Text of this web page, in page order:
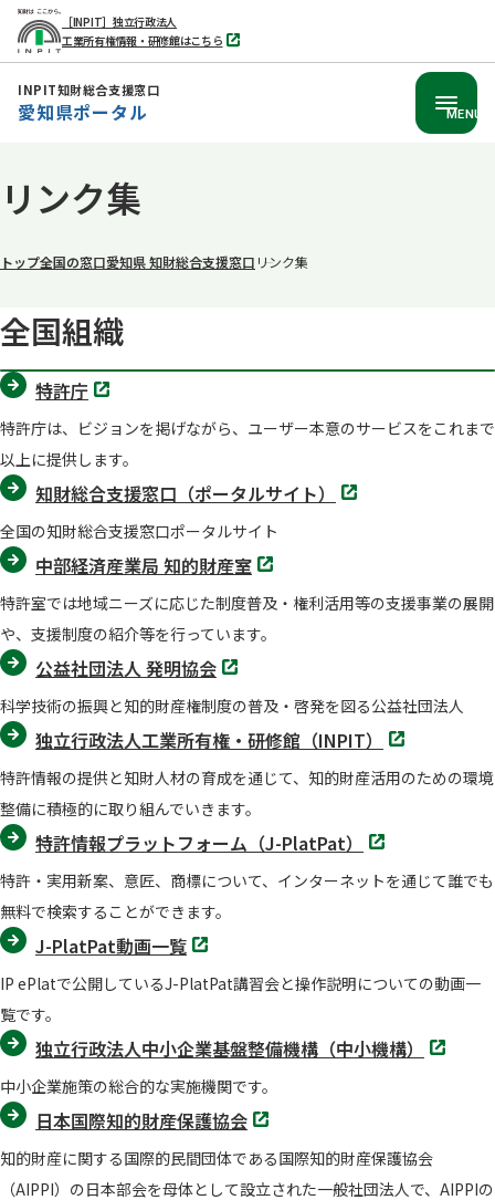
文
へ
［INPIT］独立行政法人
工業所有権情報・研修館はこちら
別
タ
INPIT知財総合支援窓口
愛知県ポータル MENU
リンク集
トップ全国の窓口愛知県 知財総合支援窓口 リンク集
全国組織
特許庁 別
タ
で
く
特許庁は、ビジョンを掲げながら、ユーザー本意のサービスをこれまで
以上に提供します。
知財総合支援窓口（ポータルサイト）
別
タ
全国の知財総合支援窓口ポータルサイト
中部経済産業局 知的財産室 別
タ
で
開
く
特許室では地域ニーズに応じた制度普及・権利活用等の支援事業の展開
や、支援制度の紹介等を行っています。
公益社団法人 発明協会 別
タ
で
く
科学技術の振興と知的財産権制度の普及・啓発を図る公益社団法人
独立行政法人工業所有権・研修館（INPIT）
別
タ
で
特許情報の提供と知財人材の育成を通じて、知的財産活用のための環境
整備に積極的に取り組んでいきます。
特許情報プラットフォーム（J-PlatPat）
別
タ
で
特許・実用新案、意匠、商標について、インターネットを通じて誰でも
無料で検索することができます。
J-PlatPat動画一覧 別
タ
で
IP ePlatで公開しているJ-PlatPat講習会と操作説明についての動画一
覧です。
独立行政法人中小企業基盤整備機構（中小機構）
別
タ
中小企業施策の総合的な実施機関です。
日本国際知的財産保護協会 別
タ
で
開
知的財産に関する国際的民間団体である国際知的財産保護協会
（AIPPI）の日本部会を母体として設立された一般社団法人で、AIPPIの